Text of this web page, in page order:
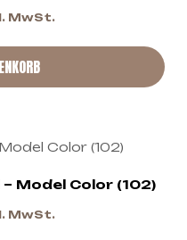
MwSt.
Model Color (102)
MwSt.